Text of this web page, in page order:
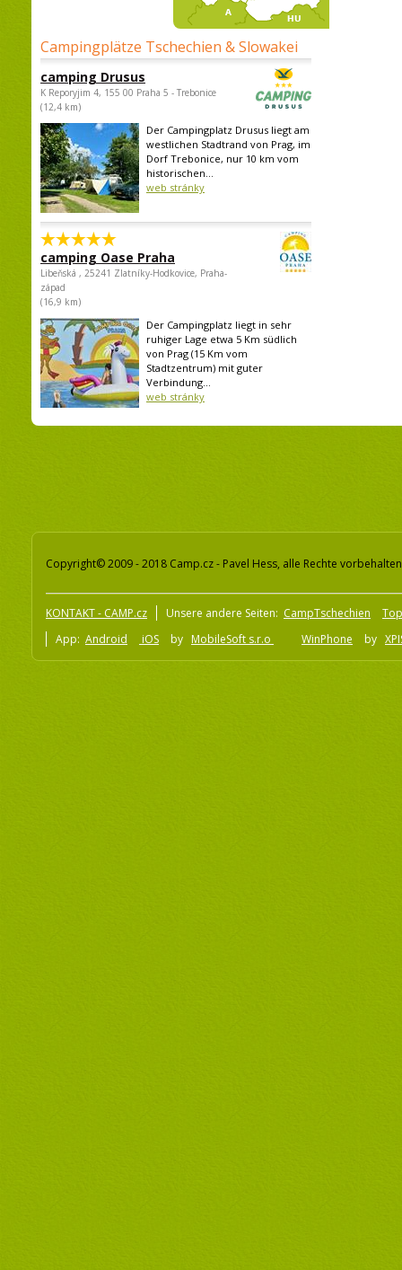
Campingplätze Tschechien & Slowakei
camping Drusus
K Reporyjim 4, 155 00 Praha 5 - Trebonice
(12,4 km)
Der Campingplatz Drusus liegt am
westlichen Stadtrand von Prag, im
Dorf Trebonice, nur 10 km vom
historischen...
web stránky
camping Oase Praha
Libeňská , 25241 Zlatníky-Hodkovice, Praha-
západ
(16,9 km)
Der Campingplatz liegt in sehr
ruhiger Lage etwa 5 Km südlich
von Prag (15 Km vom
Stadtzentrum) mit guter
Verbindung...
web stránky
Copyright© 2009 - 2018 Camp.cz - Pavel Hess, alle Rechte vorbehalten
KONTAKT - CAMP.cz Unsere andere Seiten: CampTschechien
App: Android iOS by MobileSoft s.r.o WinPhone by